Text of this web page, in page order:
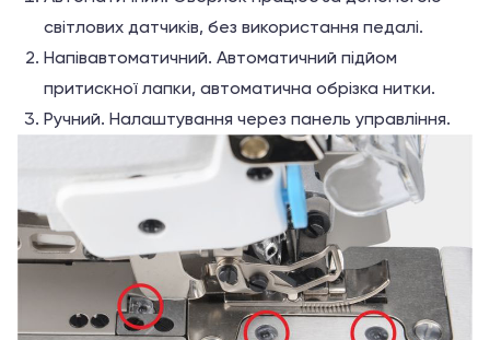
світлових датчиків, без використання педалі.
Напівавтоматичний. Автоматичний підйом
притискної лапки, автоматична обрізка нитки.
Ручний. Налаштування через панель управління.